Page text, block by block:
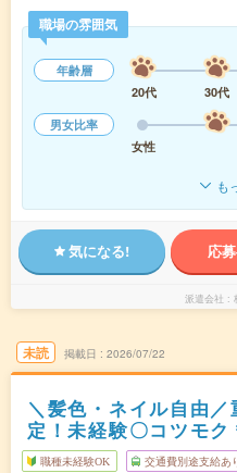
職場の雰囲気
年齢層
20代
30代
男女比率
女性
も
気になる! 応
派遣会社
未読 掲載日 2026/07/22
＼髪色・ネイル自由
定！未経験〇コツモ
職種未経験OK 交通費別途支給あ